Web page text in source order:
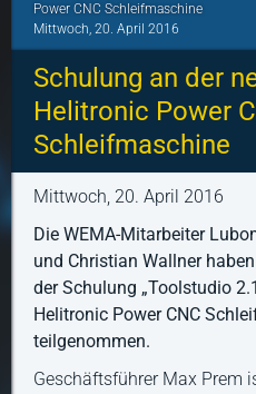
Power CNC Schleifmaschine
Mittwoch, 20. April 2016
Schulung an der
Helitronic Power
Schleifmaschine
Mittwoch, 20. April 2016
Die WEMA-Mitarbeiter
und Christian Wallner
der Schulung „Toolstudio
Helitronic Power CNC
teilgenommen.
Geschäftsführer Max Prem